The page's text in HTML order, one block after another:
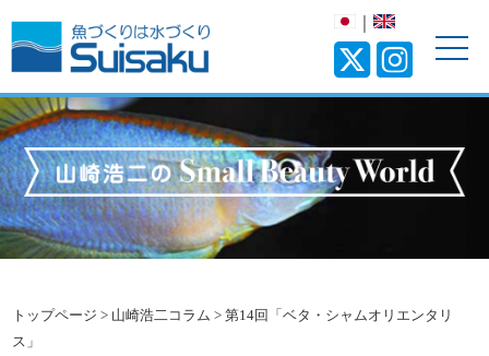
トップページ > 山崎浩二コラム >第14回「ベタ・シャムオリエンタリ
ス」